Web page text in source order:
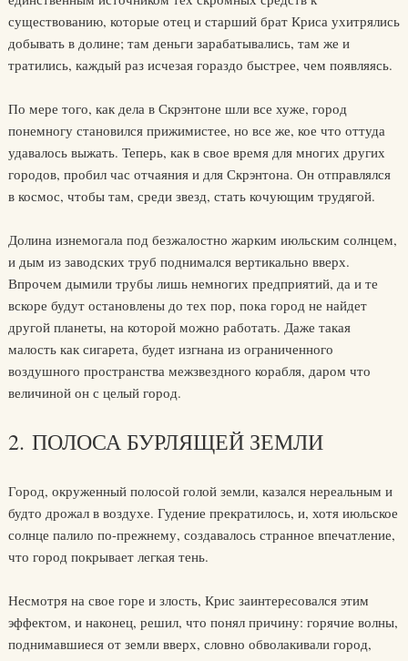
существованию, которые отец и старший брат Криса ухитрялись
добывать в долине; там деньги зарабатывались, там же и
тратились, каждый раз исчезая гораздо быстрее, чем появляясь.
По мере того, как дела в Скрэнтоне шли все хуже, город
понемногу становился прижимистее, но все же, кое что оттуда
удавалось выжать. Теперь, как в свое время для многих других
городов, пробил час отчаяния и для Скрэнтона. Он отправлялся
в космос, чтобы там, среди звезд, стать кочующим трудягой.
Долина изнемогала под безжалостно жарким июльским солнцем,
и дым из заводских труб поднимался вертикально вверх.
Впрочем дымили трубы лишь немногих предприятий, да и те
вскоре будут остановлены до тех пор, пока город не найдет
другой планеты, на которой можно работать. Даже такая
малость как сигарета, будет изгнана из ограниченного
воздушного пространства межзвездного корабля, даром что
величиной он с целый город.
2. ПОЛОСА БУРЛЯЩЕЙ ЗЕМЛИ
Город, окруженный полосой голой земли, казался нереальным и
будто дрожал в воздухе. Гудение прекратилось, и, хотя июльское
солнце палило по-прежнему, создавалось странное впечатление,
что город покрывает легкая тень.
Несмотря на свое горе и злость, Крис заинтересовался этим
эффектом, и наконец, решил, что понял причину: горячие волны,
поднимавшиеся от земли вверх, словно обволакивали город,